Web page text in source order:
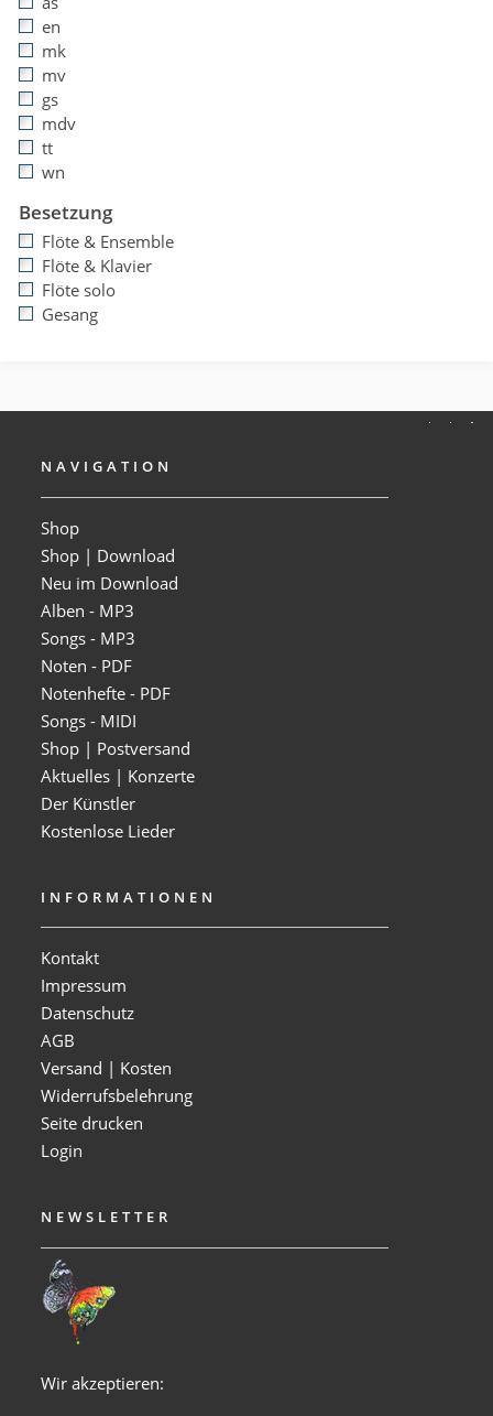
en
mk
mv
gs
mdv
tt
wn
Besetzung
Flöte & Ensemble
Flöte & Klavier
Flöte solo
Gesang
NAVIGATION
Shop
Shop | Download
Neu im Download
Alben - MP3
Songs - MP3
Noten - PDF
Notenhefte - PDF
Songs - MIDI
Shop | Postversand
Aktuelles | Konzerte
Der Künstler
Kostenlose Lieder
INFORMATIONEN
Kontakt
Impressum
Datenschutz
AGB
Versand | Kosten
Widerrufsbelehrung
Seite drucken
Login
NEWSLETTER
Wir akzeptieren: